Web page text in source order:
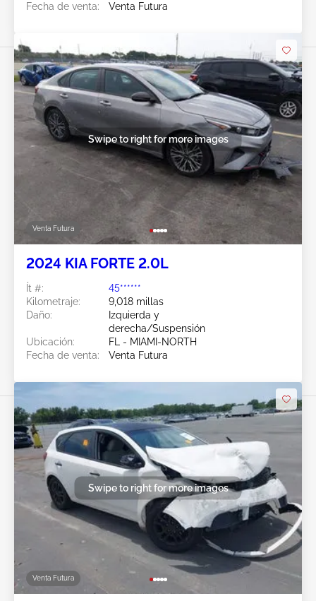
Fecha de venta:
Venta Futura
Venta Futura
Swipe to right for more images
2024 KIA FORTE 2.0L
Ít #:
45******
Kilometraje:
9,018 millas
Daño:
Izquierda y
derecha/Suspensión
Ubicación:
FL - MIAMI-NORTH
Fecha de venta:
Venta Futura
Venta Futura
Swipe to right for more images